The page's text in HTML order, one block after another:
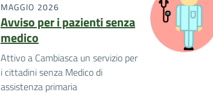
MAGGIO 2026
Avviso per i pazienti senza
medico
Attivo a Cambiasca un servizio per
i cittadini senza Medico di
assistenza primaria